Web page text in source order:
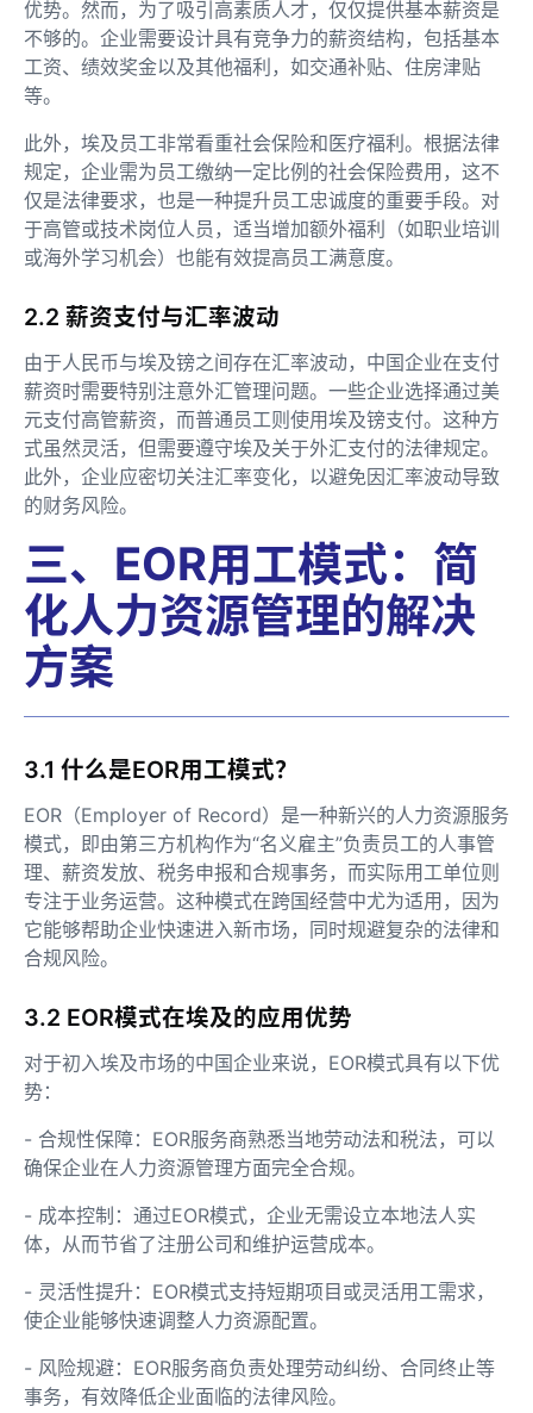
优势。然而，为了吸引高素质人才，仅仅提供基本薪资是
不够的。企业需要设计具有竞争力的薪资结构，包括基本
工资、绩效奖金以及其他福利，如交通补贴、住房津贴
等。
此外，埃及员工非常看重社会保险和医疗福利。根据法律
规定，企业需为员工缴纳一定比例的社会保险费用，这不
仅是法律要求，也是一种提升员工忠诚度的重要手段。对
于高管或技术岗位人员，适当增加额外福利（如职业培训
或海外学习机会）也能有效提高员工满意度。
2.2 薪资支付与汇率波动
由于人民币与埃及镑之间存在汇率波动，中国企业在支付
薪资时需要特别注意外汇管理问题。一些企业选择通过美
元支付高管薪资，而普通员工则使用埃及镑支付。这种方
式虽然灵活，但需要遵守埃及关于外汇支付的法律规定。
此外，企业应密切关注汇率变化，以避免因汇率波动导致
的财务风险。
三、EOR用工模式：简
化人力资源管理的解决
方案
3.1 什么是EOR用工模式？
EOR（Employer of Record）是一种新兴的人力资源服务
模式，即由第三方机构作为“名义雇主”负责员工的人事管
理、薪资发放、税务申报和合规事务，而实际用工单位则
专注于业务运营。这种模式在跨国经营中尤为适用，因为
它能够帮助企业快速进入新市场，同时规避复杂的法律和
合规风险。
3.2 EOR模式在埃及的应用优势
对于初入埃及市场的中国企业来说，EOR模式具有以下优
势：
- 合规性保障：EOR服务商熟悉当地劳动法和税法，可以
确保企业在人力资源管理方面完全合规。
- 成本控制：通过EOR模式，企业无需设立本地法人实
体，从而节省了注册公司和维护运营成本。
- 灵活性提升：EOR模式支持短期项目或灵活用工需求，
使企业能够快速调整人力资源配置。
- 风险规避：EOR服务商负责处理劳动纠纷、合同终止等
事务，有效降低企业面临的法律风险。